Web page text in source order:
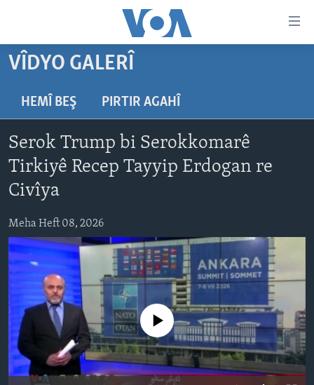
Yekser
here
naveroka
serekî
here
Malpera
Yekser
Lêgerînê
NÛÇE
FOTO GALERÎ
RADYO
HEVPEYVÎN
AMERÎKA
TIRKÎYE
SÛRÎYE
ÎRAQ
ÎRAN
ROJHILATA NAVÎN
CÎHAN
ÇAND Û HUNER
SERNIVÎS
SORANÎ
VÎDYO GALERÎ
HEMÎ BEŞ PIRTIR AGAHÎ
Serok Trump bi Serokkomarê
Tirkiyê Recep Tayyip Erdogan re
Civîya
Meha Heft 08, 2026
No media source currently available